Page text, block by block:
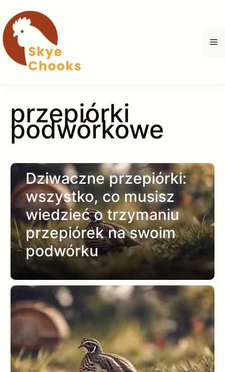
do
treści
przepiórki
podwórkowe
Dziwaczne przepiórki:
wszystko, co musisz
wiedzieć o trzymaniu
przepiórek na swoim
podwórku